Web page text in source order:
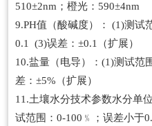
510±2nm；橙光：590±4nm
9.PH值（酸碱度）： (1)测试
0.1 (3)误差：±0.1（扩展）
10.盐量（电导）：(1)测试范
差：±5%（扩展）
11.土壤水分技术参数水分单
试范围：0-100﹪；误差小于